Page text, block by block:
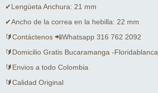
✔Lengüeta Anchura: 21 mm
✔Ancho de la correa en la hebilla: 22 mm
🔰Contáctenos 📲Whatsapp 316 762 2092
🔰Domicilio Gratis Bucaramanga -Floridablanca
🔰Envios a todo Colombia
🔰Calidad Original